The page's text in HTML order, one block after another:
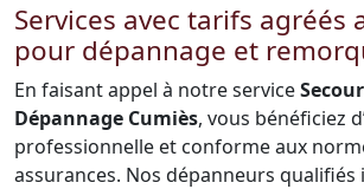
Services avec tarifs agréés
pour dépannage et
En faisant appel à notre service
Dépannage Cumiès, vous bénéficiez
professionnelle et conforme aux
assurances. Nos dépanneurs